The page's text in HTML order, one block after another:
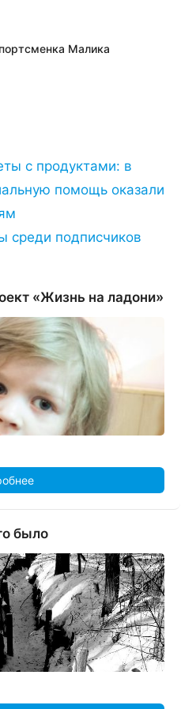
Малика
с продуктами: в
помощь оказали
среди подписчиков
«Жизнь на ладони»
было